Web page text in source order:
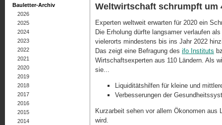
Weltwirtschaft schrumpft um
Experten weltweit erwarten für 2020 ein
Die Erholung dürfte langsamer verlaufen
vielerorts mindestens bis ins Jahr 2022
Das zeigt eine Befragung des ifo Instituts
Wirtschaftsexperten aus 110 Ländern. Als
sie...
Liquiditätshilfen für kleine und
Verbesserungen der
Kurzarbeit sehen vor allem Ökonomen
wird.
Bauletter-Archiv
2026
2025
2024
2023
2022
2021
2020
2019
2018
2017
2016
2015
2014